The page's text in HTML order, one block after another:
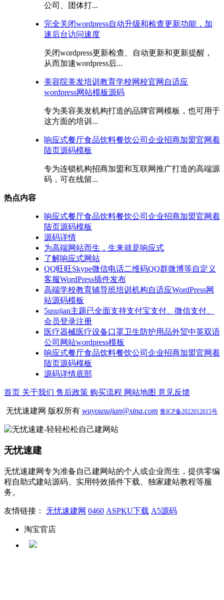
公司、团体打...
完全关闭wordpress自动升级和检查更新功能，加
速后台访问速度
关闭wordpress更新检查、自动更新和更新提醒，
从而加速wordpress后...
美容院美发培训教育学校网校官网自适应
wordpress网站模板源码
专为美容美发机构打造的品牌官网模板，也可用于
这方面的培训...
响应式餐厅食品饮料餐饮公司企业招商加盟官网着
陆页源码模板
专为连锁机构招商加盟和互联网推广打造的高端源
码，可在线留...
热点内容
响应式餐厅食品饮料餐饮公司企业招商加盟官网着
陆页源码模板
源码详情
为高端网站而生，生来就是响应式
了解响应式网站
QQ旺旺Skype微信电话二维码QQ群微博等自定义
客服WordPress插件发布
高端学校教育辅导班培训机构自适应WordPress网
站源码模板
5usujian主题已全面支持支付宝支付、微信支付、
会员登录注册
医疗器械医疗设备口罩卫生防护用品外贸中英双语
公司网站wordpress模板
响应式餐厅食品饮料餐饮公司企业招商加盟官网着
陆页源码模板
源码详情底部
首页 关于我们 售后政策 购买流程 网站地图 意见反馈
无忧速建网 版权所有 wuyousujian@sina.com 鲁ICP备2022012615号
无忧速建
无忧速建网专为准备自己建网站的个人或企业而生，提供零编
程自助式建站源码、实用特效插件下载、独家建站教程等服
务。
友情链接： 无忧速建网 0460 ASPKU下载 A5源码
淘宝官店